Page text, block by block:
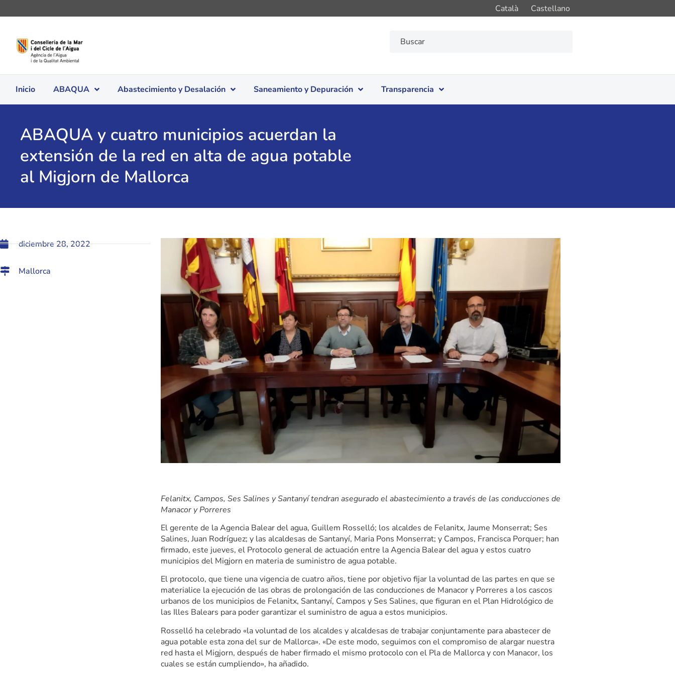
Català Castellano
Inicio ABAQUA Abastecimiento y Desalación Saneamiento y Depuración Transparencia
ABAQUA y cuatro municipios acuerdan la
extensión de la red en alta de agua potable
al Migjorn de Mallorca
diciembre 28, 2022
Mallorca
Felanitx, Campos, Ses Salines y Santanyí tendran asegurado el abastecimiento a través de las conducciones de
Manacor y Porreres
El gerente de la Agencia Balear del agua, Guillem Rosselló; los alcaldes de Felanitx, Jaume Monserrat; Ses
Salines, Juan Rodríguez; y las alcaldesas de Santanyí, Maria Pons Monserrat; y Campos, Francisca Porquer; han
firmado, este jueves, el Protocolo general de actuación entre la Agencia Balear del agua y estos cuatro
municipios del Migjorn en materia de suministro de agua potable.
El protocolo, que tiene una vigencia de cuatro años, tiene por objetivo fijar la voluntad de las partes en que se
materialice la ejecución de las obras de prolongación de las conducciones de Manacor y Porreres a los cascos
urbanos de los municipios de Felanitx, Santanyí, Campos y Ses Salines, que figuran en el Plan Hidrológico de
las Illes Balears para poder garantizar el suministro de agua a estos municipios.
Rosselló ha celebrado «la voluntad de los alcaldes y alcaldesas de trabajar conjuntamente para abastecer de
agua potable esta zona del sur de Mallorca». «De este modo, seguimos con el compromiso de alargar nuestra
red hasta el Migjorn, después de haber firmado el mismo protocolo con el Pla de Mallorca y con Manacor, los
cuales se están cumpliendo», ha añadido.